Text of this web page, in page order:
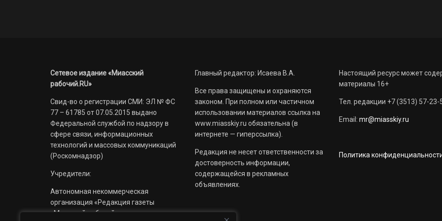
Сетевое издание «Миасский
рабочий.RU»
Свид-во о регистрации СМИ: ЭЛ № ФС
77 – 61785 от 07.05.2015 выдано
Федеральной службой по надзору в
сфере связи, информационных
технологий и массовых коммуникаций
(Роскомнадзор)
Учредители:
Автономная некоммерческая
организация «Редакция газеты
«Миасский рабочий»;
Главный редактор: Исаева В.А.
Все права защищены и охраняются
законом. При полном или частичном
использовании материалов ссылка на
www.miasskiy.ru обязательна (в
интернете — гиперссылка).
Редакция не несет ответственности за
достоверность информации,
содержащейся в рекламных
объявлениях.
Настоящий ресурс может
материалы 16+
Тел. редакции +7 (3513) 57-23-
Email: mr@miasskiy.ru
Политика